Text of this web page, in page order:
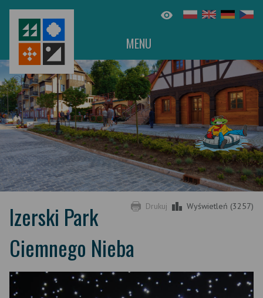
MENU
Drukuj Wyświetleń (3257)
Izerski Park
Ciemnego Nieba